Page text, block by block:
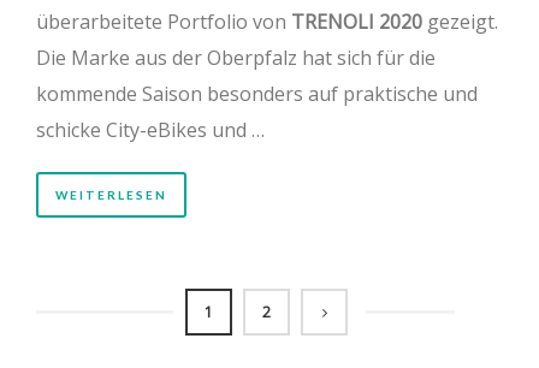
überarbeitete Portfolio von TRENOLI 2020 gezeigt.
Die Marke aus der Oberpfalz hat sich für die
kommende Saison besonders auf praktische und
schicke City-eBikes und …
WEITERLESEN
1 2